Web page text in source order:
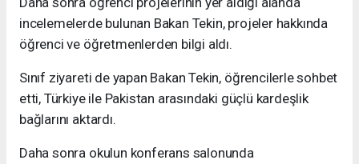
incelemelerde bulunan Bakan Tekin, projeler hakkında
öğrenci ve öğretmenlerden bilgi aldı.
Sınıf ziyareti de yapan Bakan Tekin, öğrencilerle sohbet
etti, Türkiye ile Pakistan arasındaki güçlü kardeşlik
bağlarını aktardı.
Daha sonra okulun konferans salonunda